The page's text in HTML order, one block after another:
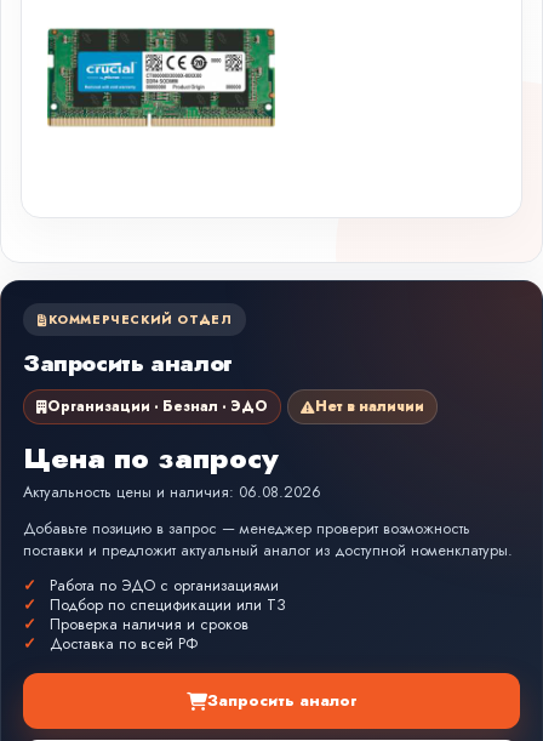
КОММЕРЧЕСКИЙ ОТДЕЛ
Запросить аналог
Организации · Безнал · ЭДО Нет в наличии
Цена по запросу
Актуальность цены и наличия: 06.08.2026
Добавьте позицию в запрос — менеджер проверит возможность
поставки и предложит актуальный аналог из доступной номенклатуры.
Работа по ЭДО с организациями
Подбор по спецификации или ТЗ
Проверка наличия и сроков
Доставка по всей РФ
Запросить аналог